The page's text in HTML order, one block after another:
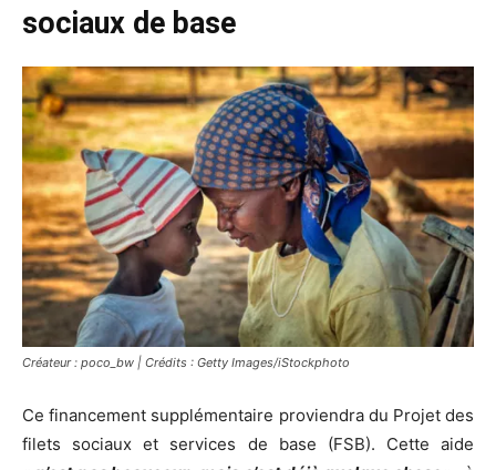
sociaux de base
Créateur : poco_bw | Crédits : Getty Images/iStockphoto
Ce financement supplémentaire proviendra du Projet des
filets sociaux et services de base (FSB). Cette aide